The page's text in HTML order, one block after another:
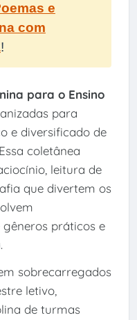
e
com
!
para o Ensino
para
e diversificado de
coletânea
leitura de
que divertem os
práticos e
sobrecarregados
letivo,
de turmas